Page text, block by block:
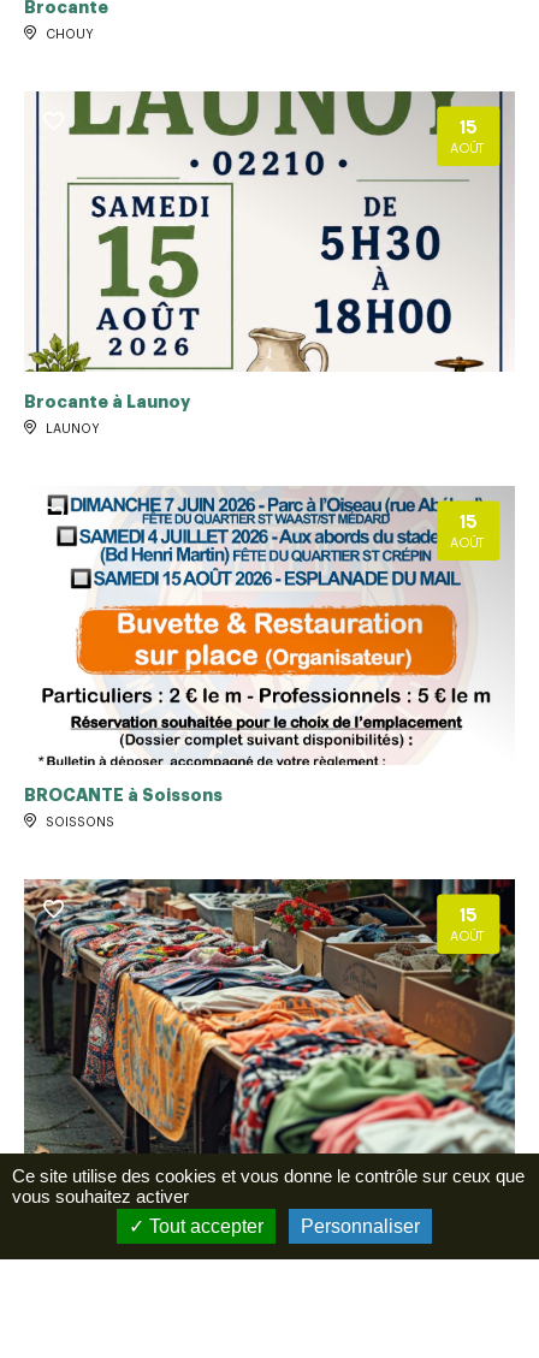
Brocante
CHOUY
15
AOÛT
Brocante à Launoy
LAUNOY
15
AOÛT
BROCANTE à Soissons
SOISSONS
15
AOÛT
Brocante à Chéry-Chartreuve
CHERY-CHARTREUVE
Ce site utilise des cookies et vous donne le contrôle sur ceux que
vous souhaitez activer
Tout accepter
Personnaliser